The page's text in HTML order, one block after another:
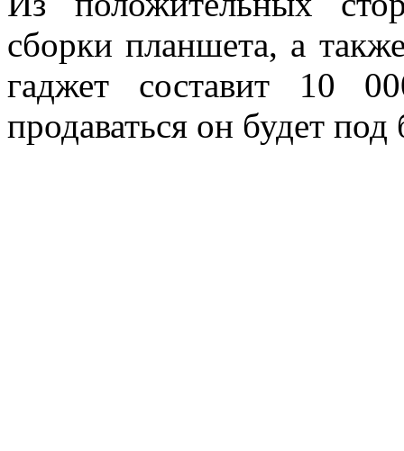
сборки планшета, а
гаджет составит 10
продаваться он будет